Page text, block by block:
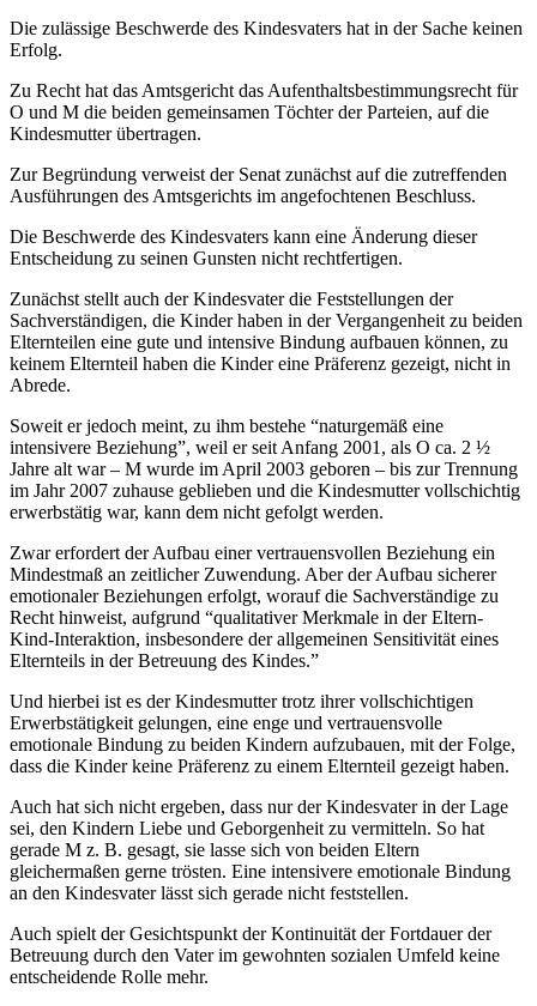
Die zulässige Beschwerde des Kindesvaters hat in der Sache keinen
Erfolg.
Zu Recht hat das Amtsgericht das Aufenthaltsbestimmungsrecht für
O und M die beiden gemeinsamen Töchter der Parteien, auf die
Kindesmutter übertragen.
Zur Begründung verweist der Senat zunächst auf die zutreffenden
Ausführungen des Amtsgerichts im angefochtenen Beschluss.
Die Beschwerde des Kindesvaters kann eine Änderung dieser
Entscheidung zu seinen Gunsten nicht rechtfertigen.
Zunächst stellt auch der Kindesvater die Feststellungen der
Sachverständigen, die Kinder haben in der Vergangenheit zu beiden
Elternteilen eine gute und intensive Bindung aufbauen können, zu
keinem Elternteil haben die Kinder eine Präferenz gezeigt, nicht in
Abrede.
Soweit er jedoch meint, zu ihm bestehe “naturgemäß eine
intensivere Beziehung”, weil er seit Anfang 2001, als O ca. 2 ½
Jahre alt war – M wurde im April 2003 geboren – bis zur Trennung
im Jahr 2007 zuhause geblieben und die Kindesmutter vollschichtig
erwerbstätig war, kann dem nicht gefolgt werden.
Zwar erfordert der Aufbau einer vertrauensvollen Beziehung ein
Mindestmaß an zeitlicher Zuwendung. Aber der Aufbau sicherer
emotionaler Beziehungen erfolgt, worauf die Sachverständige zu
Recht hinweist, aufgrund “qualitativer Merkmale in der Eltern-
Kind-Interaktion, insbesondere der allgemeinen Sensitivität eines
Elternteils in der Betreuung des Kindes.”
Und hierbei ist es der Kindesmutter trotz ihrer vollschichtigen
Erwerbstätigkeit gelungen, eine enge und vertrauensvolle
emotionale Bindung zu beiden Kindern aufzubauen, mit der Folge,
dass die Kinder keine Präferenz zu einem Elternteil gezeigt haben.
Auch hat sich nicht ergeben, dass nur der Kindesvater in der Lage
sei, den Kindern Liebe und Geborgenheit zu vermitteln. So hat
gerade M z. B. gesagt, sie lasse sich von beiden Eltern
gleichermaßen gerne trösten. Eine intensivere emotionale Bindung
an den Kindesvater lässt sich gerade nicht feststellen.
Auch spielt der Gesichtspunkt der Kontinuität der Fortdauer der
Betreuung durch den Vater im gewohnten sozialen Umfeld keine
entscheidende Rolle mehr.